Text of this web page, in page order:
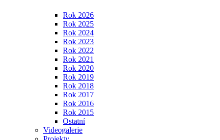
Rok 2026
Rok 2025
Rok 2024
Rok 2023
Rok 2022
Rok 2021
Rok 2020
Rok 2019
Rok 2018
Rok 2017
Rok 2016
Rok 2015
Ostatní
Videogalerie